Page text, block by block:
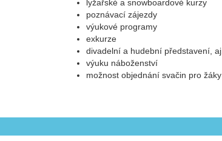
lyžařské a snowboardové kurzy
poznávací zájezdy
výukové programy
exkurze
divadelní a hudební představení, aj.
výuku náboženství
možnost objednání svačin pro žáky